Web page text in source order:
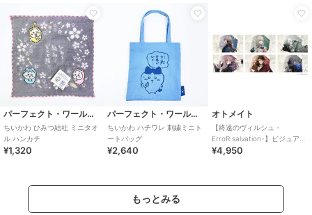
パーフェクト・ワールド・トーキョー
ちいかわ ひみつ結社 ミニタオ
ル ハンカチ
¥1,320
パーフェクト・ワールド・トーキョー
ちいかわ ハチワレ 刺繍ミニト
ートバッグ
¥2,640
オトメイト
【終遠のヴィルシュ -
ErroR:salvation-】ビジュアル
タオル(全6種)
¥4,950
もっとみる